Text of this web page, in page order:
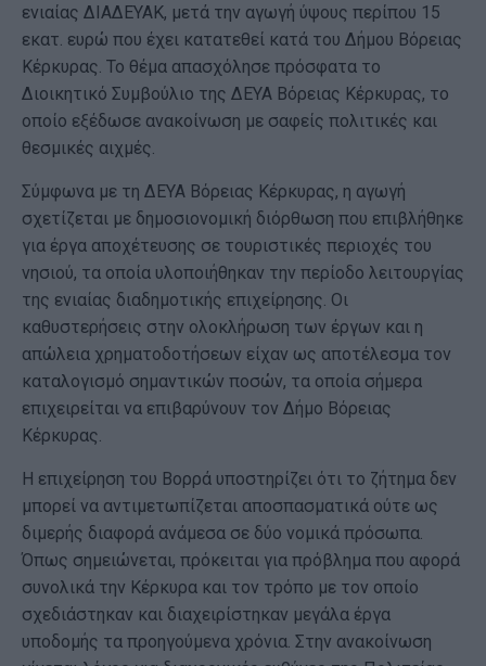
ενιαίας ΔΙΑΔΕΥΑΚ, μετά την αγωγή ύψους περίπου 15
εκατ. ευρώ που έχει κατατεθεί κατά του Δήμου Βόρειας
Κέρκυρας. Το θέμα απασχόλησε πρόσφατα το
Διοικητικό Συμβούλιο της ΔΕΥΑ Βόρειας Κέρκυρας, το
οποίο εξέδωσε ανακοίνωση με σαφείς πολιτικές και
θεσμικές αιχμές.
Σύμφωνα με τη ΔΕΥΑ Βόρειας Κέρκυρας, η αγωγή
σχετίζεται με δημοσιονομική διόρθωση που επιβλήθηκε
για έργα αποχέτευσης σε τουριστικές περιοχές του
νησιού, τα οποία υλοποιήθηκαν την περίοδο λειτουργίας
της ενιαίας διαδημοτικής επιχείρησης. Οι
καθυστερήσεις στην ολοκλήρωση των έργων και η
απώλεια χρηματοδοτήσεων είχαν ως αποτέλεσμα τον
καταλογισμό σημαντικών ποσών, τα οποία σήμερα
επιχειρείται να επιβαρύνουν τον Δήμο Βόρειας
Κέρκυρας.
Η επιχείρηση του Βορρά υποστηρίζει ότι το ζήτημα δεν
μπορεί να αντιμετωπίζεται αποσπασματικά ούτε ως
διμερής διαφορά ανάμεσα σε δύο νομικά πρόσωπα.
Όπως σημειώνεται, πρόκειται για πρόβλημα που αφορά
συνολικά την Κέρκυρα και τον τρόπο με τον οποίο
σχεδιάστηκαν και διαχειρίστηκαν μεγάλα έργα
υποδομής τα προηγούμενα χρόνια. Στην ανακοίνωση